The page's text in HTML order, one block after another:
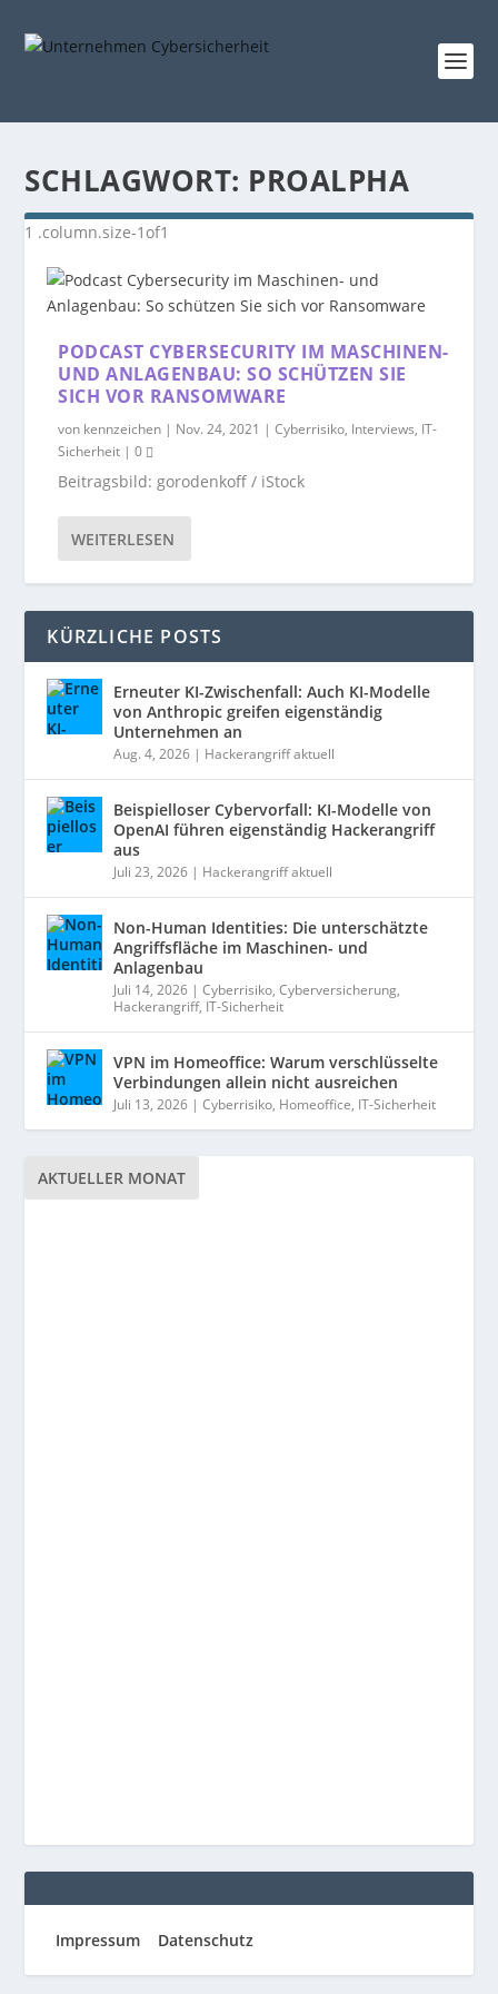
SCHLAGWORT: PROALPHA
PODCAST CYBERSECURITY IM MASCHINEN-
UND ANLAGENBAU: SO SCHÜTZEN SIE
SICH VOR RANSOMWARE
von kennzeichen | Nov. 24, 2021 |Cyberrisiko, Interviews, IT-
Sicherheit |0
Beitragsbild: gorodenkoff / iStock
WEITERLESEN
KÜRZLICHE POSTS
Erneuter KI-Zwischenfall: Auch KI-Modelle
von Anthropic greifen eigenständig
Unternehmen an
Aug. 4, 2026 | Hackerangriff aktuell
Beispielloser Cybervorfall: KI-Modelle von
OpenAI führen eigenständig Hackerangriff
aus
Juli 23, 2026 | Hackerangriff aktuell
Non-Human Identities: Die unterschätzte
Angriffsfläche im Maschinen- und
Anlagenbau
Juli 14, 2026 |Cyberrisiko,Cyberversicherung,
Hackerangriff, IT-Sicherheit
VPN im Homeoffice: Warum verschlüsselte
Verbindungen allein nicht ausreichen
Juli 13, 2026 |Cyberrisiko, Homeoffice, IT-Sicherheit
AKTUELLER MONAT
Impressum Datenschutz